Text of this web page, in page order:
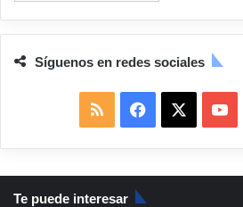
Síguenos en redes sociales
S
S
a
c
o
u
Te puede interesar